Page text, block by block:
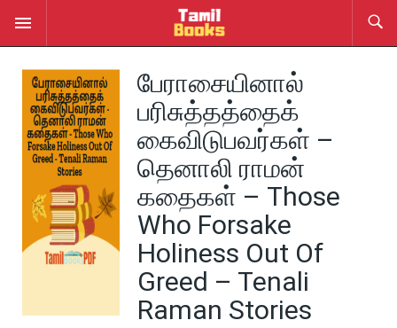
பேராசையினால்
பரிசுத்தத்தைக்
கைவிடுபவர்கள் –
தெனாலி ராமன்
கதைகள் – Those
Who Forsake
Holiness Out Of
Greed – Tenali
Raman Stories